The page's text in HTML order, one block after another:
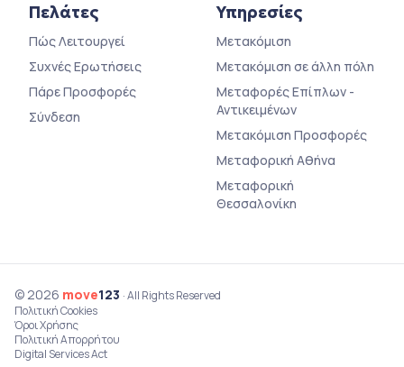
Πελάτες
Πώς Λειτουργεί
Συχνές Ερωτήσεις
Πάρε Προσφορές
Σύνδεση
Υπηρεσίες
Μετακόμιση
Μετακόμιση σε άλλη πόλη
Μεταφορές Επίπλων -
Αντικειμένων
Μετακόμιση Προσφορές
Μεταφορική Αθήνα
Μεταφορική
Θεσσαλονίκη
© 2026 move123 · All Rights Reserved
Πολιτική Cookies
Όροι Χρήσης
Πολιτική Απορρήτου
Digital Services Act